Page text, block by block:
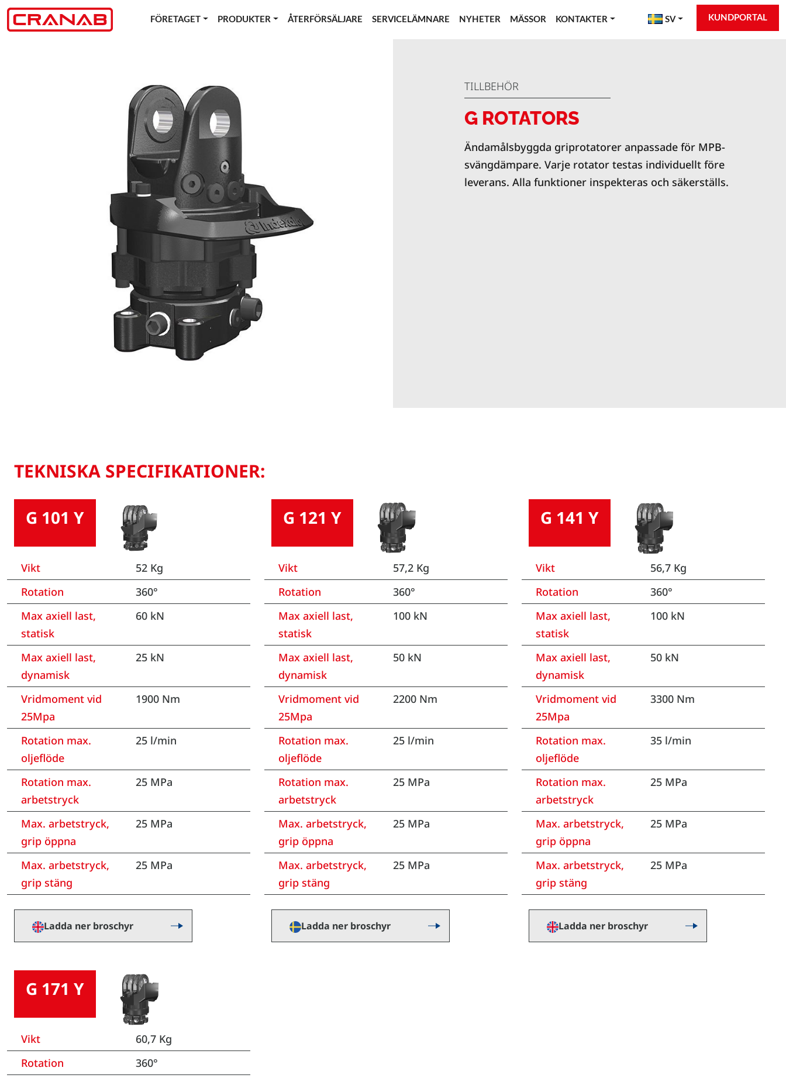
FÖRETAGET PRODUKTER ÅTERFÖRSÄLJARE SERVICELÄMNARE NYHETER MÄSSOR KONTAKTER SV KUNDPORTAL
TILLBEHÖR
G ROTATORS
Ändamålsbyggda griprotatorer anpassade för MPB-
svängdämpare. Varje rotator testas individuellt före
leverans. Alla funktioner inspekteras och säkerställs.
TEKNISKA SPECIFIKATIONER:
G 101 Y
Vikt
52 Kg
Rotation
360°
Max axiell last,
statisk
60 kN
Max axiell last,
dynamisk
25 kN
Vridmoment vid
25Mpa
1900 Nm
Rotation max.
oljeflöde
25 l/min
Rotation max.
arbetstryck
25 MPa
Max. arbetstryck,
grip öppna
25 MPa
Max. arbetstryck,
grip stäng
25 MPa
Ladda ner broschyr
G 121 Y
Vikt
57,2 Kg
Rotation
360°
Max axiell last,
statisk
100 kN
Max axiell last,
dynamisk
50 kN
Vridmoment vid
25Mpa
2200 Nm
Rotation max.
oljeflöde
25 l/min
Rotation max.
arbetstryck
25 MPa
Max. arbetstryck,
grip öppna
25 MPa
Max. arbetstryck,
grip stäng
25 MPa
Ladda ner broschyr
G 141 Y
Vikt
56,7 Kg
Rotation
360°
Max axiell last,
statisk
100 kN
Max axiell last,
dynamisk
50 kN
Vridmoment vid
25Mpa
3300 Nm
Rotation max.
oljeflöde
35 l/min
Rotation max.
arbetstryck
25 MPa
Max. arbetstryck,
grip öppna
25 MPa
Max. arbetstryck,
grip stäng
25 MPa
Ladda ner broschyr
G 171 Y
Vikt
60,7 Kg
Rotation
360°